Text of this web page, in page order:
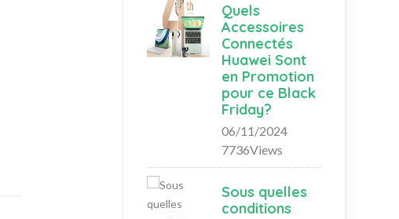
Quels
Accessoires
Connectés
Huawei Sont
en Promotion
pour ce Black
Friday?
06/11/2024
7736Views
Sous quelles
conditions